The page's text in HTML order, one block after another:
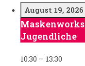
August 19, 2026
Maskenworkshop
für
&
Jugendliche
10:30 – 13:30